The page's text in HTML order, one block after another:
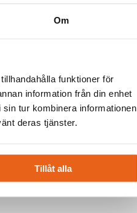
Om
funktioner för
information från din enhet
tur kombinera informationen
deras tjänster.
Tillåt alla